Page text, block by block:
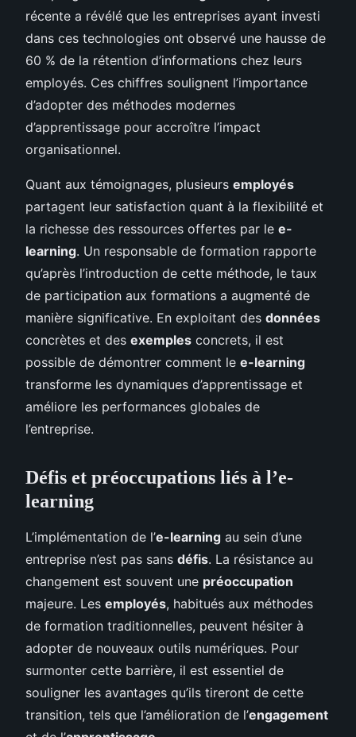
récente a révélé que les entreprises ayant investi
dans ces technologies ont observé une hausse de
60 % de la rétention d’informations chez leurs
employés. Ces chiffres soulignent l’importance
d’adopter des méthodes modernes
d’apprentissage pour accroître l’impact
organisationnel.
Quant aux témoignages, plusieurs employés
partagent leur satisfaction quant à la flexibilité et
la richesse des ressources offertes par le e-
learning. Un responsable de formation rapporte
qu’après l’introduction de cette méthode, le taux
de participation aux formations a augmenté de
manière significative. En exploitant des données
concrètes et des exemples concrets, il est
possible de démontrer comment le e-learning
transforme les dynamiques d’apprentissage et
améliore les performances globales de
l’entreprise.
Défis et préoccupations liés à l’e-
learning
L’implémentation de l’e-learning au sein d’une
entreprise n’est pas sans défis. La résistance au
changement est souvent une préoccupation
majeure. Les employés, habitués aux méthodes
de formation traditionnelles, peuvent hésiter à
adopter de nouveaux outils numériques. Pour
surmonter cette barrière, il est essentiel de
souligner les avantages qu’ils tireront de cette
transition, tels que l’amélioration de l’engagement